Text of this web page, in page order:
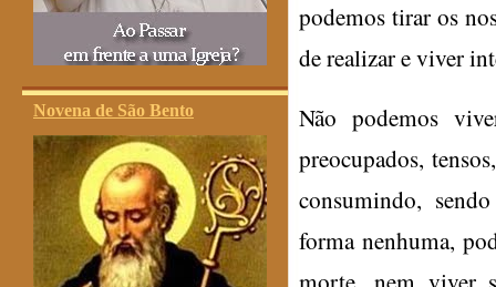
Novena de São Bento
podemos tirar os
de realizar e viver
Não podemos
preocupados,
consumindo,
forma nenhuma,